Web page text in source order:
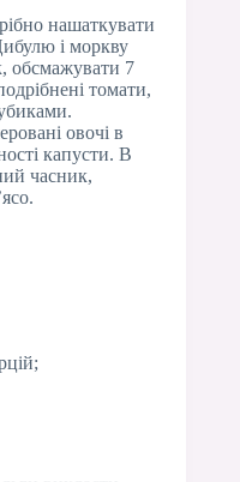
нашаткувати
і моркву
обсмажувати 7
томати,
овочі в
капусти. В
часник,